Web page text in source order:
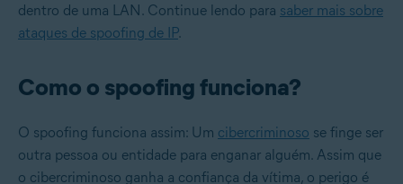
dentro de uma LAN. Continue lendo para saber mais sobre
ataques de spoofing de IP.
Como o spoofing funciona?
O spoofing funciona assim: Um cibercriminoso se finge ser
outra pessoa ou entidade para enganar alguém. Assim que
o cibercriminoso ganha a confiança da vítima, o perigo é